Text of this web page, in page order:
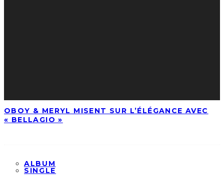
OBOY & MERYL MISENT SUR L’ÉLÉGANCE AVEC
« BELLAGIO »
ALBUM
SINGLE